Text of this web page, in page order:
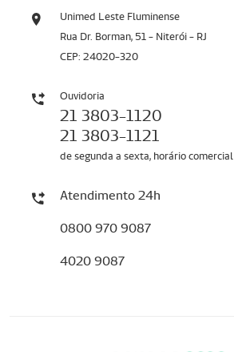
Unimed Leste Fluminense
Rua Dr. Borman, 51 - Niterói - RJ
CEP: 24020-320
Ouvidoria
21 3803-1120
21 3803-1121
de segunda a sexta, horário comercial
Atendimento 24h
0800 970 9087
4020 9087